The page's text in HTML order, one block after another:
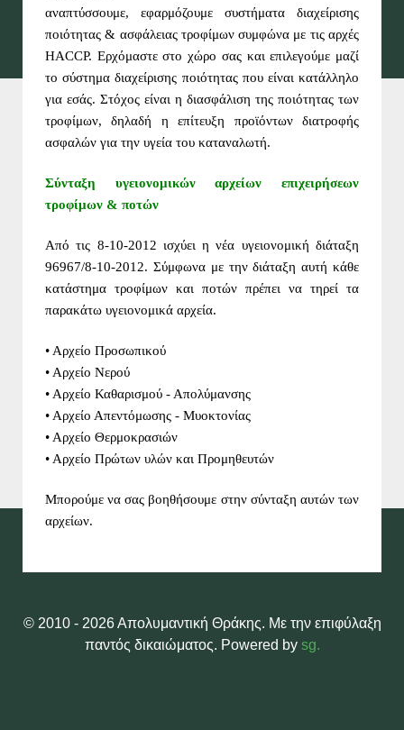
αναπτύσσουμε, εφαρμόζουμε συστήματα διαχείρισης
ποιότητας & ασφάλειας τροφίμων συμφώνα με τις αρχές
HACCP. Ερχόμαστε στο χώρο σας και επιλεγούμε μαζί
το σύστημα διαχείρισης ποιότητας που είναι κατάλληλο
για εσάς. Στόχος είναι η διασφάλιση της ποιότητας των
τροφίμων, δηλαδή η επίτευξη προϊόντων διατροφής
ασφαλών για την υγεία του καταναλωτή.
Σύνταξη υγειονομικών αρχείων επιχειρήσεων
τροφίμων & ποτών
Από τις 8-10-2012 ισχύει η νέα υγειονομική διάταξη
96967/8-10-2012. Σύμφωνα με την διάταξη αυτή κάθε
κατάστημα τροφίμων και ποτών πρέπει να τηρεί τα
παρακάτω υγειονομικά αρχεία.
• Αρχείο Προσωπικού
• Αρχείο Νερού
• Αρχείο Καθαρισμού - Απολύμανσης
• Αρχείο Απεντόμωσης - Μυοκτονίας
• Αρχείο Θερμοκρασιών
• Αρχείο Πρώτων υλών και Προμηθευτών
Μπορούμε να σας βοηθήσουμε στην σύνταξη αυτών των
αρχείων.
© 2010 - 2026 Απολυμαντική Θράκης. Με την επιφύλαξη
παντός δικαιώματος. Powered by sg.